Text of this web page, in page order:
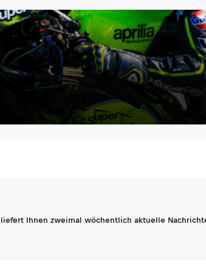
Ihnen zweimal wöchentlich aktuelle